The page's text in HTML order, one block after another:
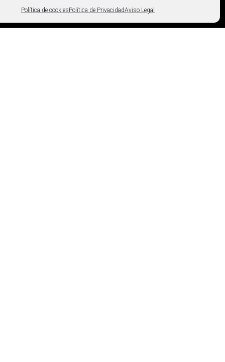
Política de cookiesPolítica de PrivacidadAviso Legal